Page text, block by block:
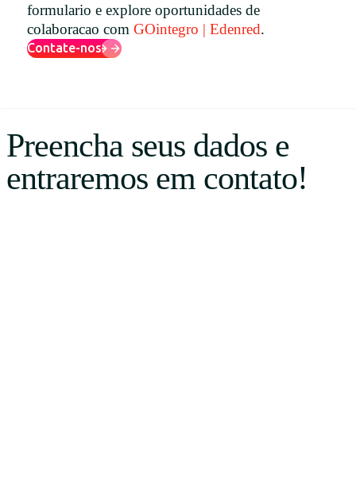
Uruguay
USA
English
Português
formulario e explore oportunidades de
colaboracao com GOintegro | Edenred.
Contate-nos
Preencha seus dados e
entraremos em contato!